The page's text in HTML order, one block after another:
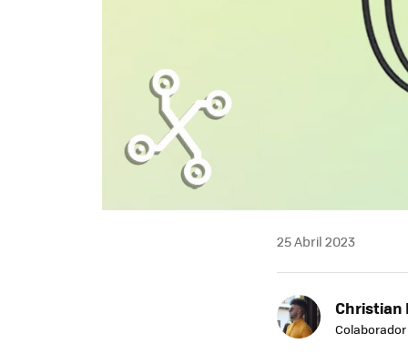
25 Abril 2023
Christian
Colaborador